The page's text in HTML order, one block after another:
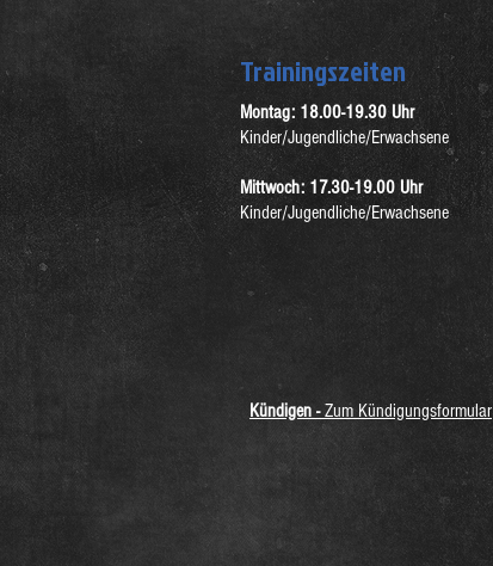
Trainingszeiten
Montag: 18.00-19.30 Uhr
Kinder/Jugendliche/Erwachsene
Mittwoch: 17.30-19.00 Uhr
Kinder/Jugendliche/Erwachsene
Kündigen -Zum Kündigungsformular